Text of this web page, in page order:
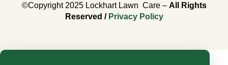
©Copyright 2025 Lockhart Lawn Care – All Rights
Reserved / Privacy Policy